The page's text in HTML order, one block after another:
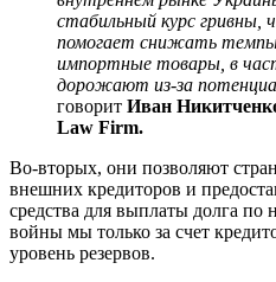
стабильный курс гривны,
помогает снижать темпы
импортные товары, в
дорожают из-за
говорит Иван
Law Firm.
Во-вторых, они позволяют
внешних кредиторов и
средства для выплаты долга по
войны мы только за счет
уровень резервов.